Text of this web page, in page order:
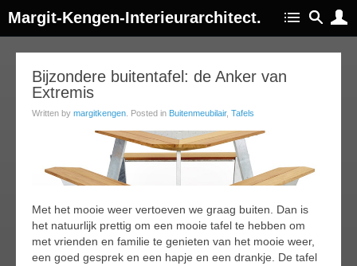
Margit-Kengen-Interieurarchitect.
Bijzondere buitentafel: de Anker van
Extremis
Written by margitkengen . Posted in Buitenmeubilair, Tafels
Met het mooie weer vertoeven we graag buiten. Dan is
het natuurlijk prettig om een mooie tafel te hebben om
met vrienden en familie te genieten van het mooie weer,
een goed gesprek en een hapje en een drankje. De tafel